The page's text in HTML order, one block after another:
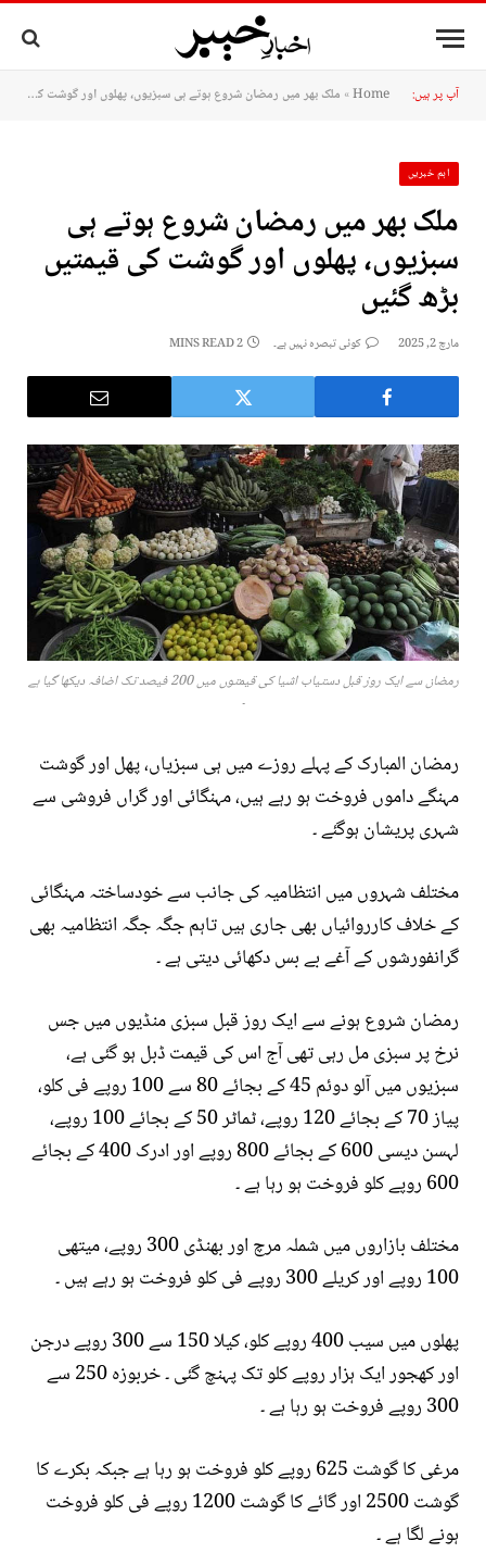
آپ پر ہیں: Home
» ملک بھر میں رمضان شروع ہوتے ہی سبزیوں، پھلوں اور گوشت کی قیمتیں بڑھ گئیں
اہم خبریں
ملک بھر میں رمضان شروع ہوتے ہی
سبزیوں، پھلوں اور گوشت کی قیمتیں
بڑھ گئیں
مارچ 2, 2025 کوئی تبصرہ نہیں ہے۔ 2 MINS READ
رمضان سے ایک روز قبل دستیاب اشیا کی قیمتوں میں 200 فیصد تک اضافہ دیکھا گیا ہے
۔
رمضان المبارک کے پہلے روزے میں ہی سبزیاں، پھل اور گوشت
مہنگے داموں فروخت ہو رہے ہیں، مہنگائی اور گراں فروشی سے
شہری پریشان ہوگئے ۔
مختلف شہروں میں انتظامیہ کی جانب سے خودساختہ مہنگائی
کے خلاف کارروائیاں بھی جاری ہیں تاہم جگہ جگہ انتظامیہ بھی
گرانفورشوں کے آغے بے بس دکھائی دیتی ہے ۔
رمضان شروع ہونے سے ایک روز قبل سبزی منڈیوں میں جس
نرخ پر سبزی مل رہی تھی آج اس کی قیمت ڈبل ہو گئی ہے،
سبزیوں میں آلو دوئم 45 کے بجائے 80 سے 100 روپے فی کلو،
پیاز 70 کے بجائے 120 روپے، ٹماٹر 50 کے بجائے 100 روپے،
لہسن دیسی 600 کے بجائے 800 روپے اور ادرک 400 کے بجائے
600 روپے کلو فروخت ہو رہا ہے ۔
مختلف بازاروں میں شملہ مرچ اور بھنڈی 300 روپے، میتھی
100 روپے اور کریلے 300 روپے فی کلو فروخت ہو رہے ہیں ۔
پھلوں میں سیب 400 روپے کلو، کیلا 150 سے 300 روپے درجن
اور کھجور ایک ہزار روپے کلو تک پہنچ گئی ۔ خربوزہ 250 سے
300 روپے فروخت ہو رہا ہے ۔
مرغی کا گوشت 625 روپے کلو فروخت ہو رہا ہے جبکہ بکرے کا
گوشت 2500 اور گائے کا گوشت 1200 روپے فی کلو فروخت
ہونے لگا ہے ۔